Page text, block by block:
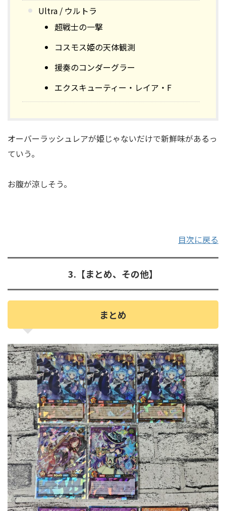
Ultra / ウルトラ
超戦士の一撃
コスモス姫の天体観測
援奏のコンダーグラー
エクスキューティー・レイア・F
オーバーラッシュレアが姫じゃないだけで新鮮味があるっ
ていう。
お腹が涼しそう。
目次に戻る
3.【まとめ、その他】
まとめ